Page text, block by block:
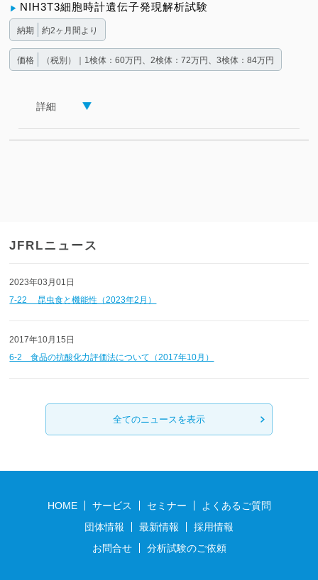
NIH3T3細胞時計遺伝子発現解析試験
納期 約2ヶ月間より
価格 （税別）｜1検体：60万円、2検体：72万円、3検体：84万円
詳細
JFRLニュース
全てのニュースを表示
2023年03月01日
7-22 昆虫食と機能性（2023年2月）
2017年10月15日
6-2 食品の抗酸化力評価法について（2017年10月）
HOME サービス セミナー
よくあるご質問
団体情報
最新情報
採用情報
お問合せ
分析試験のご依頼